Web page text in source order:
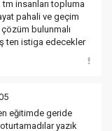
insanları topluma
pahali ve geçim
bulunmalı
ten istiga edecekler
eğitimde geride
yazık